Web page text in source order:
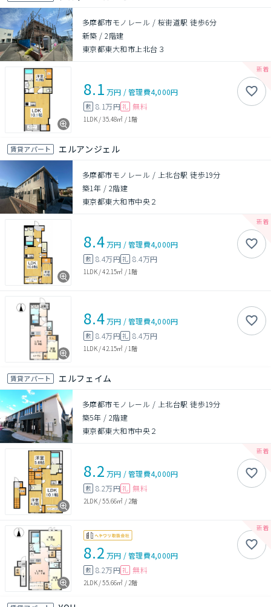
多摩都市モノレール / 桜街道駅 徒歩6分
新築 /2階建
東京都東大和市上北台３
8.1 万円 /管理費4,000円
敷 8.1万円 礼 無料
1LDK/35.48㎡ / 1階
賃貸アパート エルアンジェル
多摩都市モノレール / 上北台駅 徒歩19分
築1年 / 2階建
東京都東大和市中央２
8.4万円 /管理費4,000円
敷 8.4万円礼 8.4万円
1LDK/42.15㎡ / 1階
8.4万円 /管理費4,000円
敷 8.4万円礼 8.4万円
1LDK/42.15㎡ / 1階
賃貸アパート エルフェイム
多摩都市モノレール / 上北台駅 徒歩19分
築5年 / 2階建
東京都東大和市中央２
8.2 万円 /管理費4,000円
敷 8.2万円 礼 無料
2LDK/55.66㎡ / 2階
8.2 万円 /管理費4,000円
敷 8.2万円 礼 無料
2LDK/55.66㎡ /2階